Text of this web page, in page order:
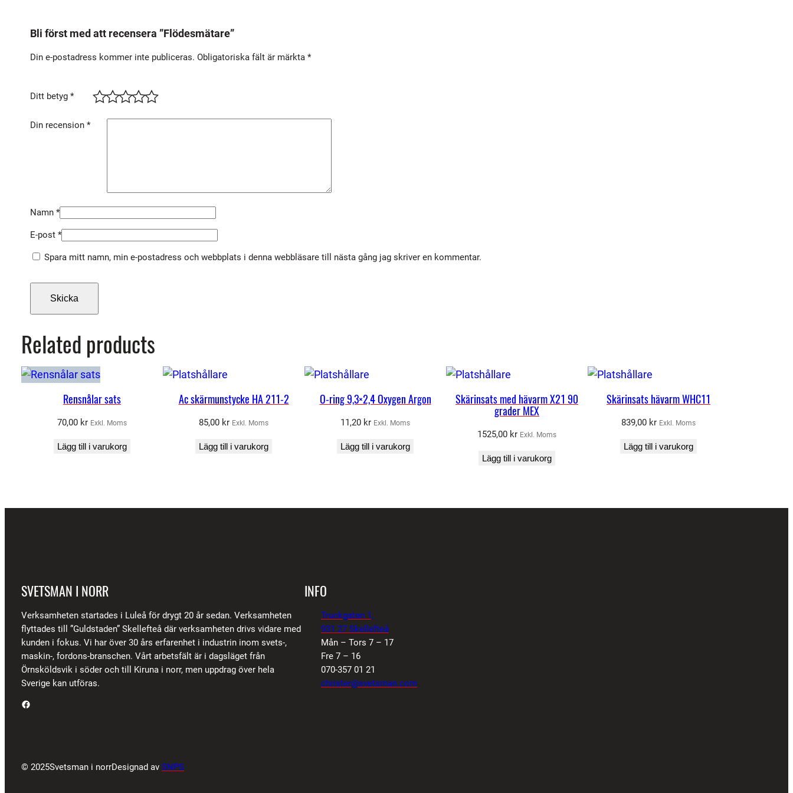
Bli först med att recensera ”Flödesmätare”
Din e-postadress kommer inte publiceras. Obligatoriska fält är märkta *
Ditt betyg *
Din recension *
Namn *
E-post *
Spara mitt namn, min e-postadress och webbplats i denna webbläsare till nästa gång jag skriver en kommentar.
Related products
Rensnålar sats
70,00 kr Exkl. Moms
Lägg till i varukorg
Ac skärmunstycke HA 211-2
85,00 kr Exkl. Moms
Lägg till i varukorg
O-ring 9,3×2,4 Oxygen Argon
11,20 kr Exkl. Moms
Lägg till i varukorg
Skärinsats med hävarm X21 90
grader MEX
1525,00 kr Exkl. Moms
Lägg till i varukorg
Skärinsats hävarm WHC11
839,00 kr Exkl. Moms
Lägg till i varukorg
SVETSMAN I NORR
Verksamheten startades i Luleå för drygt 20 år sedan. Verksamheten
flyttades till ”Guldstaden” Skellefteå där verksamheten drivs vidare med
kunden i fokus. Vi har över 30 års erfarenhet i industrin inom svets-,
maskin-, fordons-branschen. Vårt arbetsfält är i dagsläget från
Örnsköldsvik i söder och till Kiruna i norr, men uppdrag över hela
Sverige kan utföras.
Facebook
INFO
Truckgatan 1,
931 27 Skellefteå
Mån – Tors 7 – 17
Fre 7 – 16
070-357 01 21
christer@svetsman.com
© 2025Svetsman i norrDesignad av SNPS